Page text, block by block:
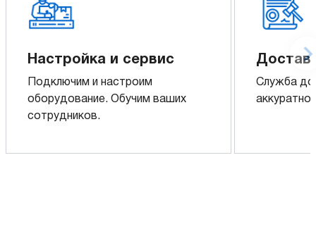
Настройка и сервис
Подключим и настроим
оборудование. Обучим ваших
сотрудников.
Служба
аккуратно